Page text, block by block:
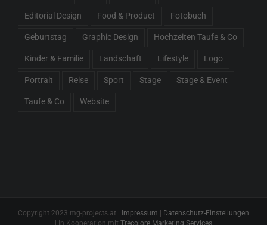
Editorial Design Food & Product Fotobuch
Geburtstag Graphic Design Hochzeiten Taufe & Co
Kinder & Familie Landschaft Lifestyle Logo
Portrait Reise Sport Stage Stage & Event
Taufe & Co Website
Copyright 2023 mg-projects.at | Impressum | Datenschutz-Einstellungen
| In Kooperation mit Trecolore Marketing Services